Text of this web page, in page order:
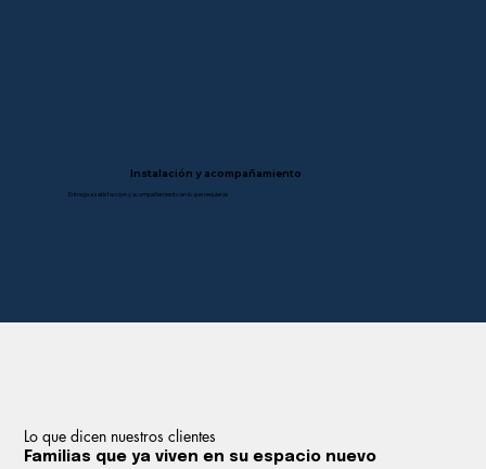
Instalación y acompañamiento
Entrega a satisfacción y acompañamiento en lo que requieras
Lo que dicen nuestros clientes
Familias que ya viven en su espacio nuevo